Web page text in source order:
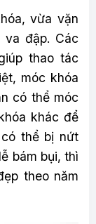
vừa vặn
va đập. Các
thao tác
móc khóa
có thể móc
khác để
thể bị nứt
bám bụi, thì
theo năm